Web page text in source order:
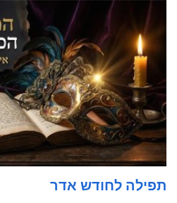
תפילה לחודש אדר